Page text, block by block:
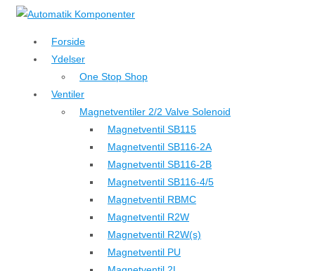
↓
hovedindhold
Forside
Ydelser
One Stop Shop
Ventiler
Magnetventiler 2/2 Valve Solenoid
Magnetventil SB115
Magnetventil SB116-2A
Magnetventil SB116-2B
Magnetventil SB116-4/5
Magnetventil RBMC
Magnetventil R2W
Magnetventil R2W(s)
Magnetventil PU